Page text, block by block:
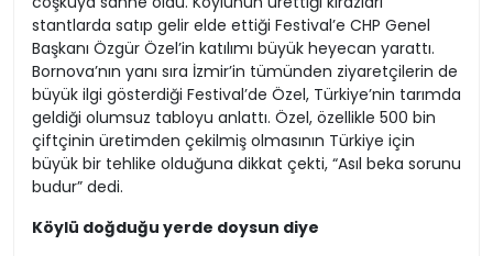
stantlarda satıp gelir elde ettiği Festival’e CHP Genel
Başkanı Özgür Özel’in katılımı büyük heyecan yarattı.
Bornova’nın yanı sıra İzmir’in tümünden ziyaretçilerin de
büyük ilgi gösterdiği Festival’de Özel, Türkiye’nin tarımda
geldiği olumsuz tabloyu anlattı. Özel, özellikle 500 bin
çiftçinin üretimden çekilmiş olmasının Türkiye için
büyük bir tehlike olduğuna dikkat çekti, “Asıl beka sorunu
budur” dedi.
Köylü doğduğu yerde doysun diye